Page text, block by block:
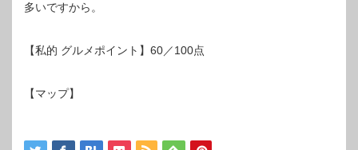
多いですから。
【私的 グルメポイント】60／100点
【マップ】